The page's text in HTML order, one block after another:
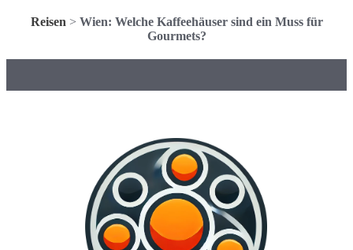
Reisen > Wien: Welche Kaffeehäuser sind ein Muss für
Gourmets?